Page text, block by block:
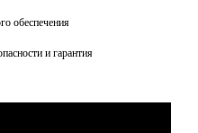
обеспечения
и гарантия